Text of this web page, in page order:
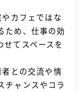
やカフェではな
ため、仕事の効
せてスペースを
との交流や情
チャンスやコラ